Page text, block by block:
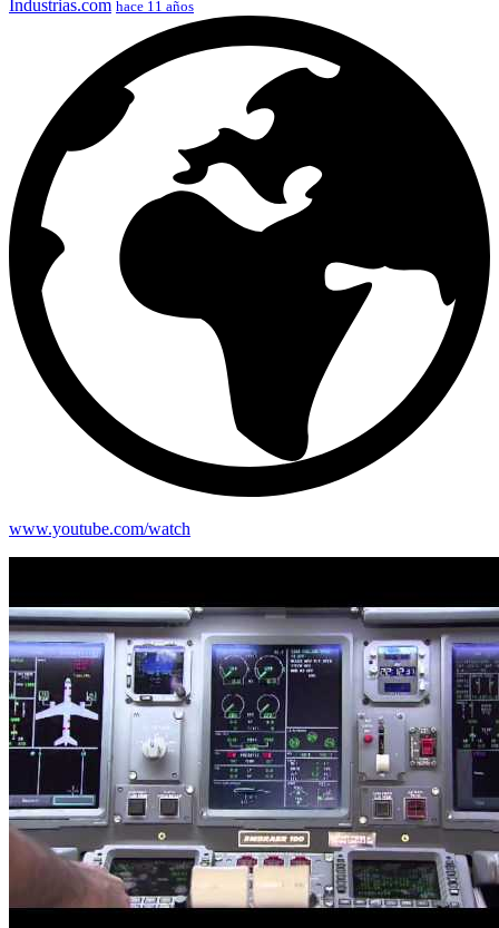
Industrias.com hace 11 años
www.youtube.com/watch